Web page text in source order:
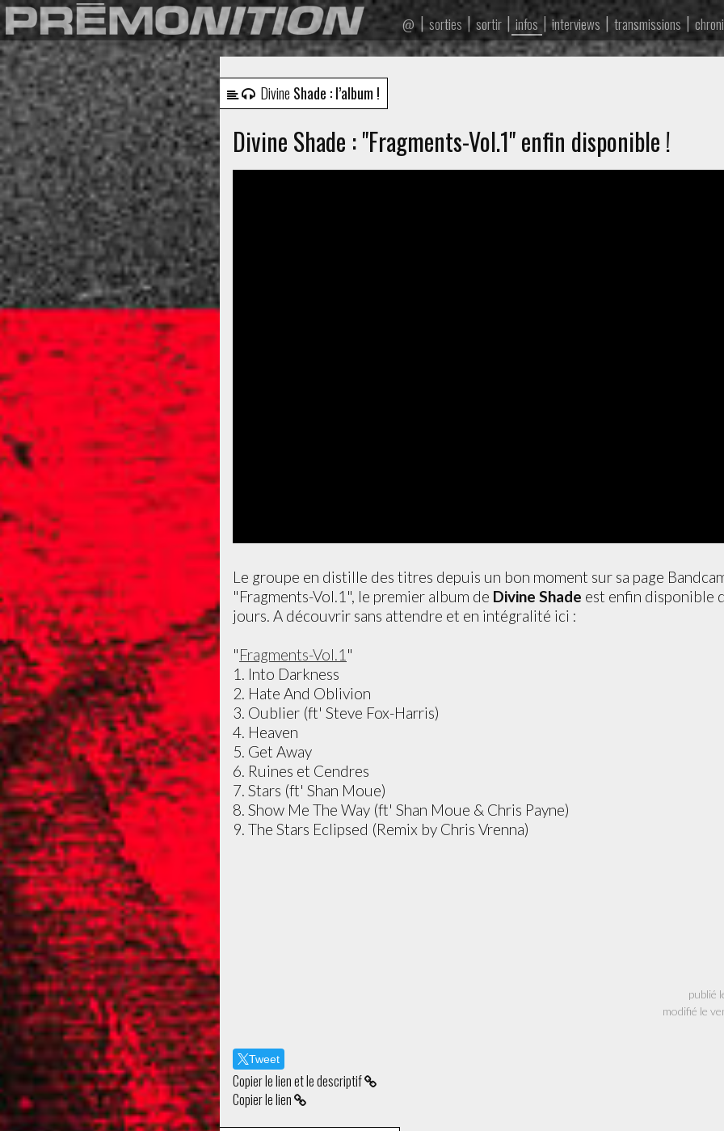
| sorties | sortir | infos | interviews | transmissions |
@
Divine Shade : l’album !
Divine Shade : "Fragments-Vol.1" enfin disponible !
Le groupe en distille des titres depuis un bon moment sur sa page
"Fragments-Vol.1", le premier album de Divine Shade est enfin disponible
jours. A découvrir sans attendre et en intégralité ici :
"Fragments-Vol.1 "
1. Into Darkness
2. Hate And Oblivion
3. Oublier (ft' Steve Fox-Harris)
4. Heaven
5. Get Away
6. Ruines et Cendres
7. Stars (ft' Shan Moue)
8. Show Me The Way (ft' Shan Moue & Chris Payne)
9. The Stars Eclipsed (Remix by Chris Vrenna)
publié
modifié le
Tweet
Copier le lien et le descriptif
Copier le lien